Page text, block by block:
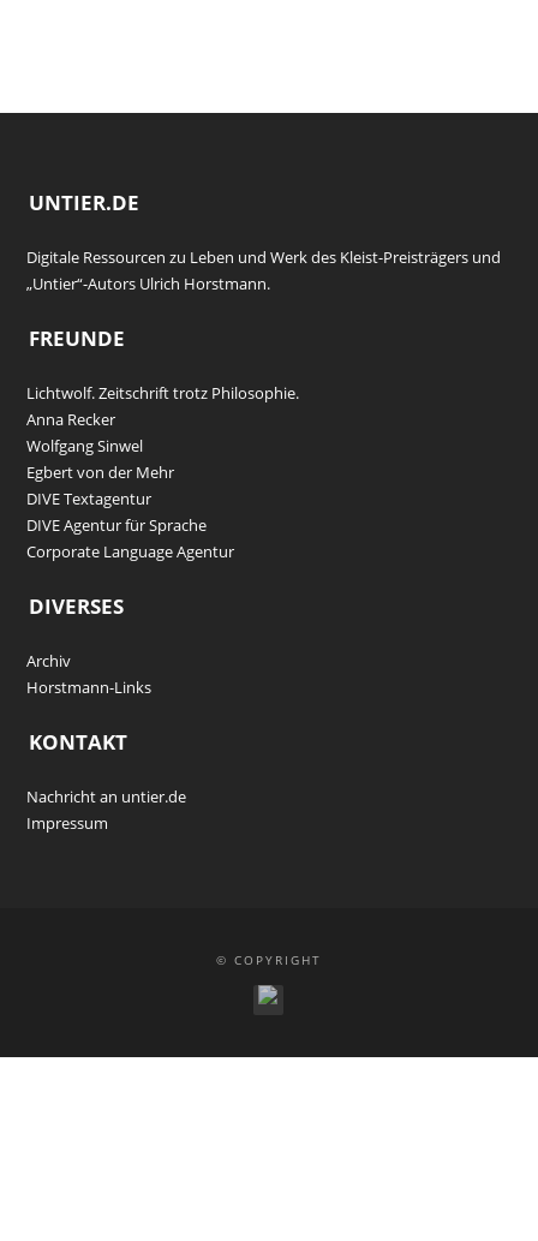
UNTIER.DE
Digitale Ressourcen zu Leben und Werk des Kleist-Preisträgers und
„Untier“-Autors Ulrich Horstmann.
FREUNDE
Lichtwolf. Zeitschrift trotz Philosophie.
Anna Recker
Wolfgang Sinwel
Egbert von der Mehr
DIVE Textagentur
DIVE Agentur für Sprache
Corporate Language Agentur
DIVERSES
Archiv
Horstmann-Links
KONTAKT
Nachricht an untier.de
Impressum
© COPYRIGHT